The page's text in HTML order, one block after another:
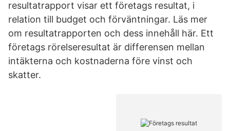
resultatrapport visar ett företags resultat, i
relation till budget och förväntningar. Läs mer
om resultatrapporten och dess innehåll här. Ett
företags rörelseresultat är differensen mellan
intäkterna och kostnaderna före vinst och
skatter.